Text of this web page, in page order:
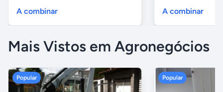
A combinar A combinar
Mais Vistos em Agronegócios
Popular Popular